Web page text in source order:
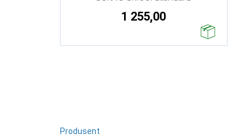
1 255,00
Produsent